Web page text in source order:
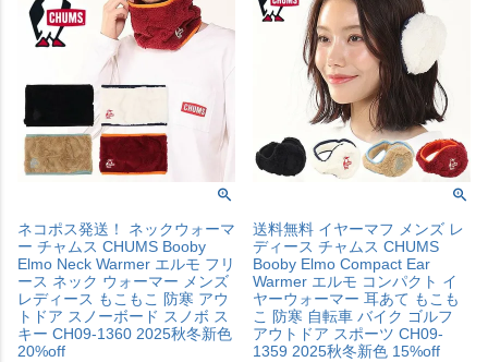
ネコポス発送！ ネックウォーマ
ー チャムス CHUMS Booby
Elmo Neck Warmer エルモ フリ
ース ネック ウォーマー メンズ
レディース もこもこ 防寒 アウ
トドア スノーボード スノボ ス
キー CH09-1360 2025秋冬新色
20%off
送料無料 イヤーマフ メンズ レ
ディース チャムス CHUMS
Booby Elmo Compact Ear
Warmer エルモ コンパクト イ
ヤーウォーマー 耳あて もこも
こ 防寒 自転車 バイク ゴルフ
アウトドア スポーツ CH09-
1359 2025秋冬新色 15%off